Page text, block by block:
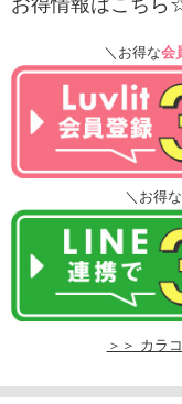
お得情報はこちら
＼お得な会
＼お得な
＞＞ カラ